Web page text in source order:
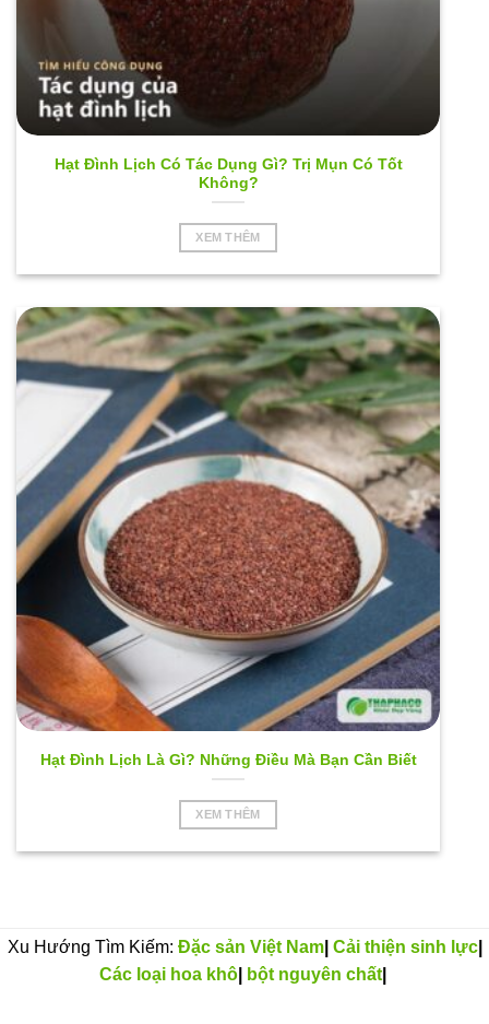
Hạt Đình Lịch Có Tác Dụng Gì? Trị Mụn Có Tốt
Không?
XEM THÊM
Hạt Đình Lịch Là Gì? Những Điều Mà Bạn Cần Biết
XEM THÊM
Xu Hướng Tìm Kiếm: Đặc sản Việt Nam| Cải thiện sinh lực|
Các loại hoa khô| bột nguyên chất|